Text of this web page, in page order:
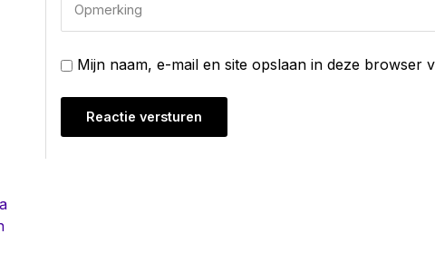
Mijn naam, e-mail en site opslaan in deze browser